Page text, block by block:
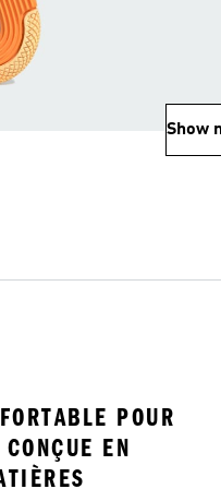
Show
POUR
EN